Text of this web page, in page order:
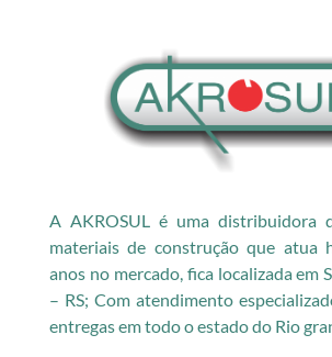
A AKROSUL é uma distribuidora
materiais de construção que atua
anos no mercado, fica localizada em
– RS; Com atendimento
entregas em todo o estado do Rio